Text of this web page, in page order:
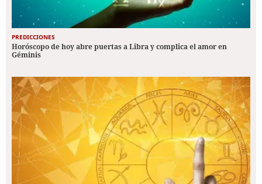
PREDICCIONES
Horóscopo de hoy abre puertas a Libra y complica el amor en
Géminis